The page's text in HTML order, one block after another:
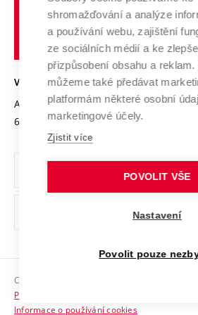
Výzkumné infrastruktury
Transfer znalostí
Open Science
Projekty
Projekty ze strukturálních fondů
Specifický výzkum
Služby univerzity
Mezinárodní dohody
Univerzitní sítě
Udržitelná univerzita
Podnikavá univerzita / ContriBUTe
Bezpečná univerzita
Vyznamenání
Organizační struktura
Ochrana osobních údajů
odkaz)
Sociální bezpečí
HR Award
VYSOKÉ UČENÍ TECHNICKÉ V BRNĚ
Antonínská 548/1
602 00 Brno
www.vut.cz
vut@vutbr.cz
Copyright © 2026 VUT
Prohlášení o přístupnosti
Informace o používání cookies
shromažďování a analýze
a používání webu, zajištění
ze sociálních médií a ke
přizpůsobení obsahu a reklam.
můžeme také předávat
platformám některé osobní
marketingové účely.
Zjistit více
POVOLIT VŠE
Nastavení
Povolit pouze